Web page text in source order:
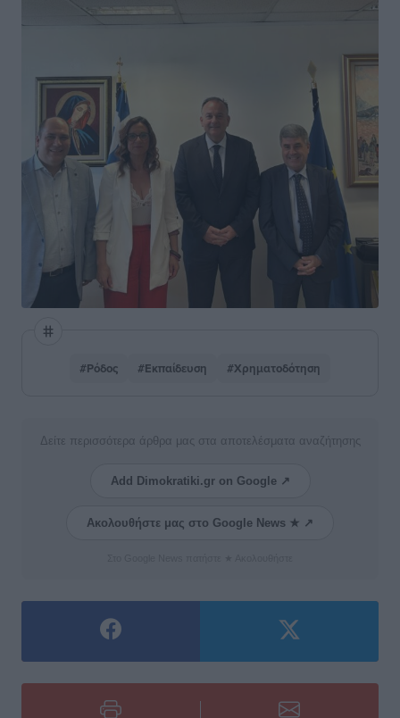
#Ρόδος #Εκπαίδευση #Χρηματοδότηση
Δείτε περισσότερα άρθρα μας στα αποτελέσματα αναζήτησης
Add Dimokratiki.gr on Google ↗
Ακολουθήστε μας στο Google News ★ ↗